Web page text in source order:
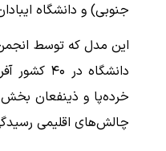
جنوبی) و دانشگاه
خرده‌پا و ذینفعان
چالش‌های اقلیمی